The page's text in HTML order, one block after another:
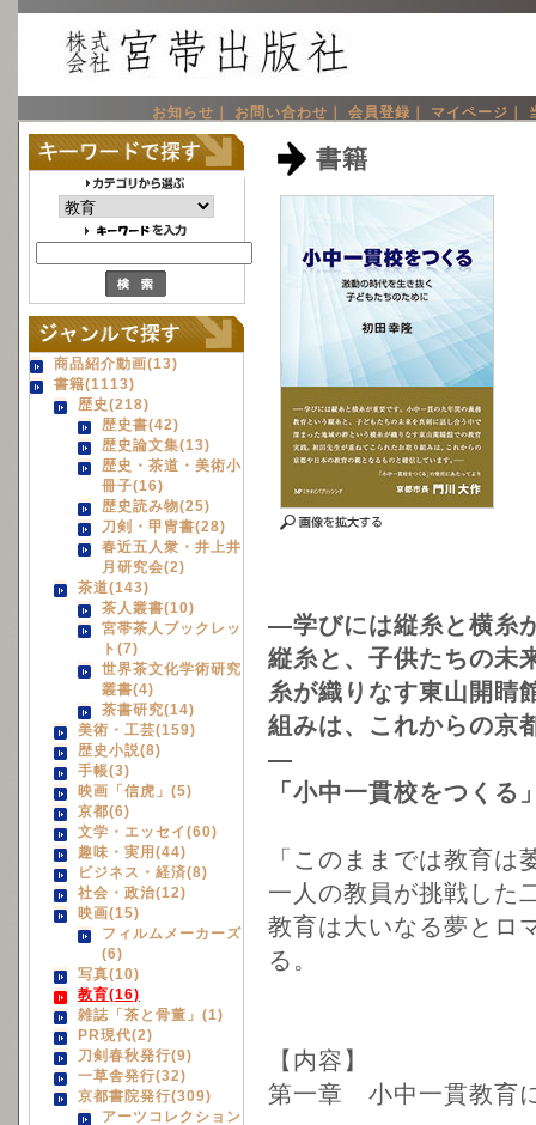
お知らせ｜ お問い合わせ｜ 会員登録｜ マイページ｜
商品紹介動画(13)
書籍(1113)
歴史(218)
歴史書(42)
歴史論文集(13)
歴史・茶道・美術小
冊子(16)
歴史読み物(25)
刀剣・甲冑書(28)
春近五人衆・井上井
月研究会(2)
茶道(143)
茶人叢書(10)
宮帯茶人ブックレッ
ト(7)
世界茶文化学術研究
叢書(4)
茶書研究(14)
美術・工芸(159)
歴史小説(8)
手帳(3)
映画「信虎」(5)
京都(6)
文学・エッセイ(60)
趣味・実用(44)
ビジネス・経済(8)
社会・政治(12)
映画(15)
フィルムメーカーズ
(6)
写真(10)
教育(16)
雑誌「茶と骨董」(1)
PR現代(2)
刀剣春秋発行(9)
一草舎発行(32)
京都書院発行(309)
アーツコレクション
書籍
―学びには縦糸と横糸
縦糸と、子供たちの未
糸が織りなす東山開睛
組みは、これからの京
―
「小中一貫校をつく
「このままでは教育は
一人の教員が挑戦した
教育は大いなる夢とロ
る。
【内容】
第一章 小中一貫教育